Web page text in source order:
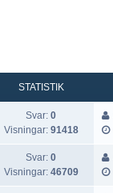
STATISTIK
Svar: 0
Visningar: 91418
Svar: 0
Visningar: 46709